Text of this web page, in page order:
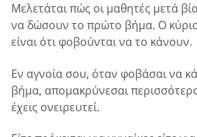
Μελετάται πώς οι μαθητές μετά
να δώσουν το πρώτο βήμα. Ο
είναι ότι φοβούνται να το κάνουν.
Εν αγνοία σου, όταν φοβάσαι να
βήμα, απομακρύνεσαι
έχεις ονειρευτεί.